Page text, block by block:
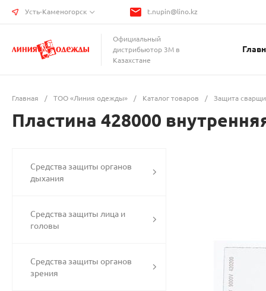
Усть-Каменогорск t.nupin@lino.kz
Официальный
дистрибьютор 3М в
Казахстане
Главная / ТОО «Линия одежды» / Каталог товаров / Защита
Пластина 428000
Средства защиты органов
дыхания
Средства защиты лица и
головы
Средства защиты органов
зрения